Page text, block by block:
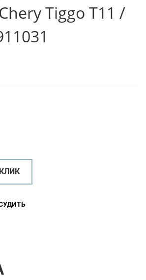
Tiggo Т11 /